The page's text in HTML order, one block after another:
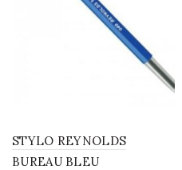
STYLO REYNOLDS
BUREAU BLEU